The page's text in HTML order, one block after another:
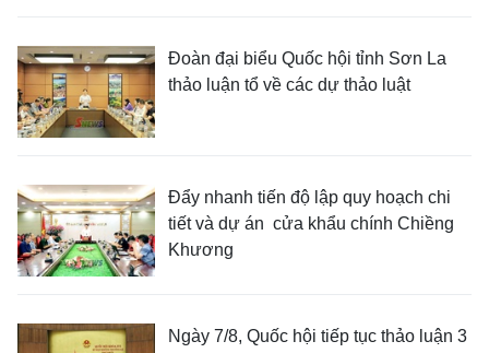
Đoàn đại biểu Quốc hội tỉnh Sơn La
thảo luận tổ về các dự thảo luật
Đẩy nhanh tiến độ lập quy hoạch chi
tiết và dự án cửa khẩu chính Chiềng
Khương
Ngày 7/8, Quốc hội tiếp tục thảo luận 3